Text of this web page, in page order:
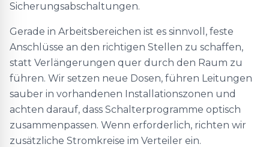
Sicherungsabschaltungen.
Gerade in Arbeitsbereichen ist es sinnvoll, feste
Anschlüsse an den richtigen Stellen zu schaffen,
statt Verlängerungen quer durch den Raum zu
führen. Wir setzen neue Dosen, führen Leitungen
sauber in vorhandenen Installationszonen und
achten darauf, dass Schalterprogramme optisch
zusammenpassen. Wenn erforderlich, richten wir
zusätzliche Stromkreise im Verteiler ein.